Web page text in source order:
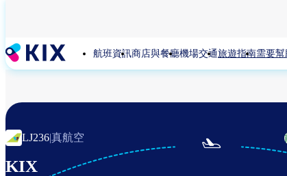
主
內
容
航班資訊商店與餐廳機場交通旅遊指南需要幫
LJ236|真航空
KIX
